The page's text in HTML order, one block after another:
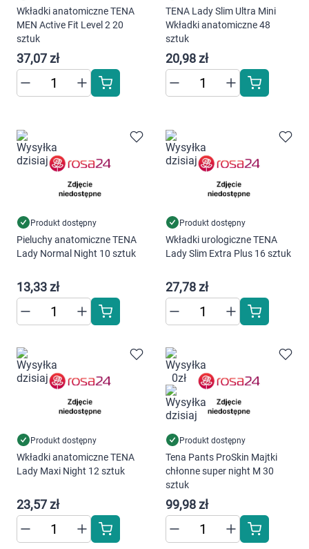
Wkładki anatomiczne TENA
MEN Active Fit Level 2 20
sztuk
37,07 zł
TENA Lady Slim Ultra Mini
Wkładki anatomiczne 48
sztuk
20,98 zł
Produkt dostępny
Pieluchy anatomiczne TENA
Lady Normal Night 10 sztuk
13,33 zł
Produkt dostępny
Wkładki urologiczne TENA
Lady Slim Extra Plus 16 sztuk
27,78 zł
Produkt dostępny
Wkładki anatomiczne TENA
Lady Maxi Night 12 sztuk
23,57 zł
Produkt dostępny
Tena Pants ProSkin Majtki
chłonne super night M 30
sztuk
99,98 zł